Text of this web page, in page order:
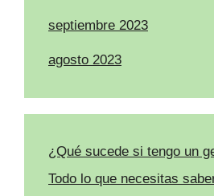
septiembre 2023
agosto 2023
¿Qué sucede si tengo un
Todo lo que necesitas